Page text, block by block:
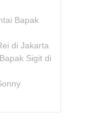
Bapak
di Jakarta
Sigit di